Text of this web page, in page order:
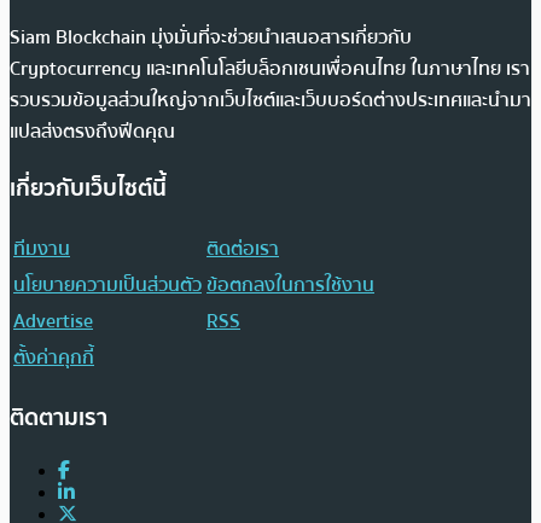
Siam Blockchain มุ่งมั่นที่จะช่วยนำเสนอสารเกี่ยวกับ
Cryptocurrency และเทคโนโลยีบล็อกเชนเพื่อคนไทย ในภาษาไทย เรา
รวบรวมข้อมูลส่วนใหญ่จากเว็บไซต์และเว็บบอร์ดต่างประเทศและนำมา
แปลส่งตรงถึงฟีดคุณ
เกี่ยวกับเว็บไซต์นี้
ทีมงาน
ติดต่อเรา
นโยบายความเป็นส่วนตัวข้อตกลงในการใช้งาน
Advertise
RSS
ตั้งค่าคุกกี้
ติดตามเรา